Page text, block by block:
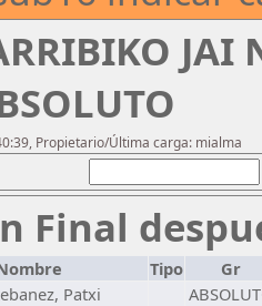
JAI
Propietario/Última carga: mialma
Final
Tipo
Gr
Patxi